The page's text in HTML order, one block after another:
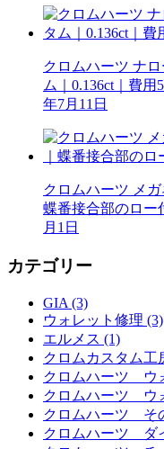
クロムハーツ ナ
ム｜0.136ct｜費
年7月11日
クロムハーツ メ
蝶番接合部のロー
月1日
カテゴリー
GIA (3)
ウォレット修理 (3)
エルメス (1)
クロムカスタム工
クロムハーツ ウ
クロムハーツ ウ
クロムハーツ そ
クロムハーツ ダ